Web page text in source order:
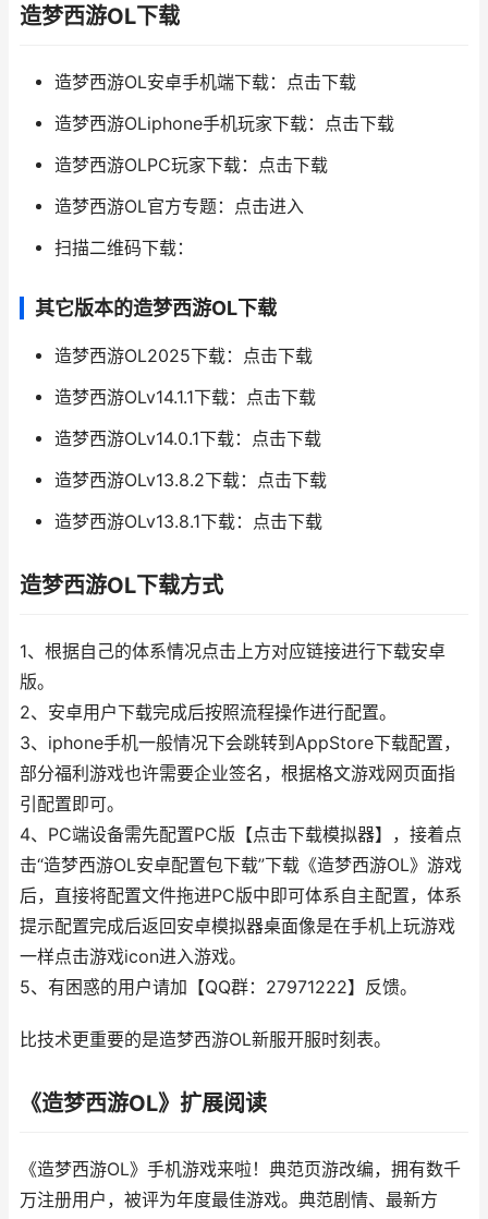
造梦西游OL下载
造梦西游OL安卓手机端下载：点击下载
造梦西游OLiphone手机玩家下载：点击下载
造梦西游OLPC玩家下载：点击下载
造梦西游OL官方专题：点击进入
扫描二维码下载：
其它版本的造梦西游OL下载
造梦西游OL2025下载：点击下载
造梦西游OLv14.1.1下载：点击下载
造梦西游OLv14.0.1下载：点击下载
造梦西游OLv13.8.2下载：点击下载
造梦西游OLv13.8.1下载：点击下载
造梦西游OL下载方式
1、根据自己的体系情况点击上方对应链接进行下载安卓
版。
2、安卓用户下载完成后按照流程操作进行配置。
3、iphone手机一般情况下会跳转到AppStore下载配置，
部分福利游戏也许需要企业签名，根据格文游戏网页面指
引配置即可。
4、PC端设备需先配置PC版【点击下载模拟器】，接着点
击“造梦西游OL安卓配置包下载”下载《造梦西游OL》游戏
后，直接将配置文件拖进PC版中即可体系自主配置，体系
提示配置完成后返回安卓模拟器桌面像是在手机上玩游戏
一样点击游戏icon进入游戏。
5、有困惑的用户请加【QQ群：27971222】反馈。
比技术更重要的是造梦西游OL新服开服时刻表。
《造梦西游OL》扩展阅读
《造梦西游OL》手机游戏来啦！典范页游改编，拥有数千
万注册用户，被评为年度最佳游戏。典范剧情、最新方